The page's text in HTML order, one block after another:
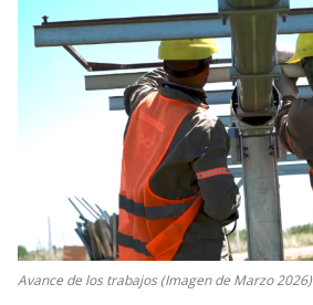
Avance de los trabajos (Imagen de Marzo 2026)